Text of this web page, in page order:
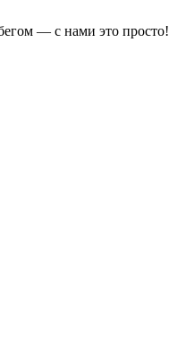
— с нами это просто!